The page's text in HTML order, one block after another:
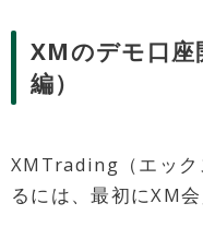
XMのデモ口座
編）
XMTrading（エック
るには、最初にXM